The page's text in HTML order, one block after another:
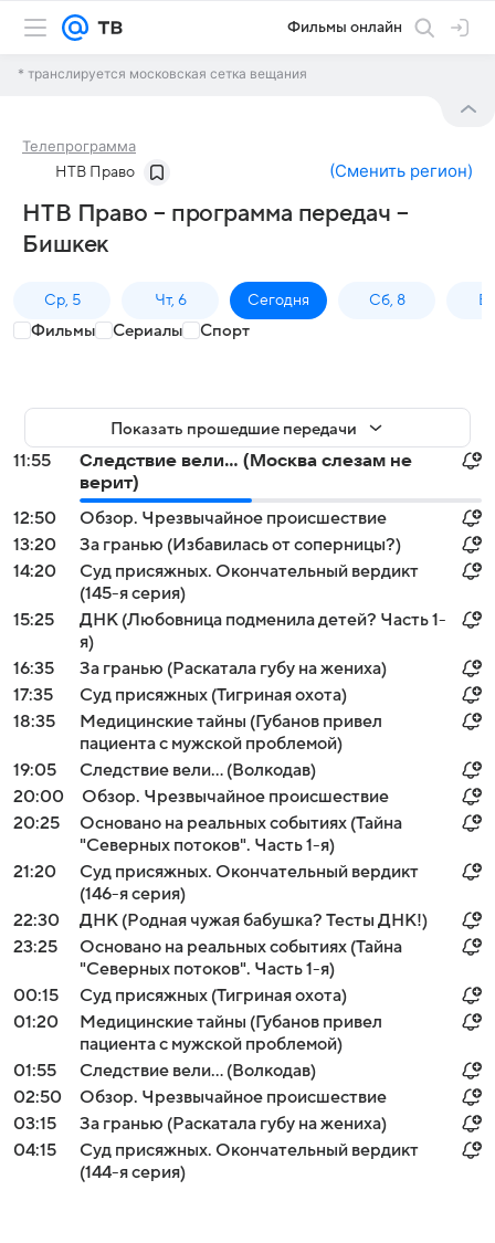
Фильмы онлайн
* транслируется московская сетка вещания
Телепрограмма
НТВ Право (Сменить регион)
НТВ Право – программа передач –
Бишкек
Ср, 5 Чт, 6 Сегодня Сб, 8
Фильмы Сериалы Спорт
Показать прошедшие передачи
11:55
Следствие вели... (Москва слезам не
верит)
12:50
Обзор. Чрезвычайное происшествие
13:20
За гранью (Избавилась от соперницы?)
14:20
Суд присяжных. Окончательный вердикт
(145-я серия)
15:25
ДНК (Любовница подменила детей? Часть 1-
я)
16:35
За гранью (Раскатала губу на жениха)
17:35
Суд присяжных (Тигриная охота)
18:35
Медицинские тайны (Губанов привел
пациента с мужской проблемой)
19:05
Следствие вели... (Волкодав)
20:00
Обзор. Чрезвычайное происшествие
20:25
Основано на реальных событиях (Тайна
"Северных потоков". Часть 1-я)
21:20
Суд присяжных. Окончательный вердикт
(146-я серия)
22:30
ДНК (Родная чужая бабушка? Тесты ДНК!)
23:25
Основано на реальных событиях (Тайна
"Северных потоков". Часть 1-я)
00:15
Суд присяжных (Тигриная охота)
01:20
Медицинские тайны (Губанов привел
пациента с мужской проблемой)
01:55
Следствие вели... (Волкодав)
02:50
Обзор. Чрезвычайное происшествие
03:15
За гранью (Раскатала губу на жениха)
04:15
Суд присяжных. Окончательный вердикт
(144-я серия)